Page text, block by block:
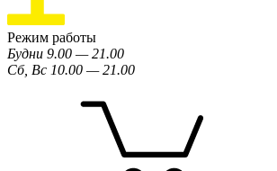
Режим работы
Будни 9.00 — 21.00
Сб, Вс 10.00 — 21.00